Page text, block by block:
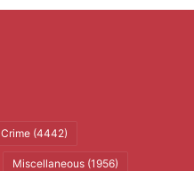
Crime(4442)
Miscellaneous(1956)